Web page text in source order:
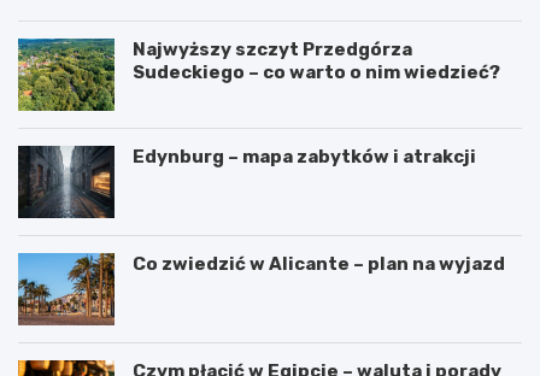
Najwyższy szczyt Przedgórza
Sudeckiego – co warto o nim wiedzieć?
Edynburg – mapa zabytków i atrakcji
Co zwiedzić w Alicante – plan na wyjazd
Czym płacić w Egipcie – waluta i porady